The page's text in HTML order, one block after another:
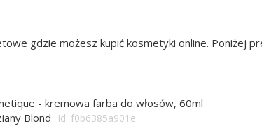
gdzie możesz kupić kosmetyki online. Poniżej
- kremowa farba do włosów, 60ml
Blond
id: f0b6385a901e